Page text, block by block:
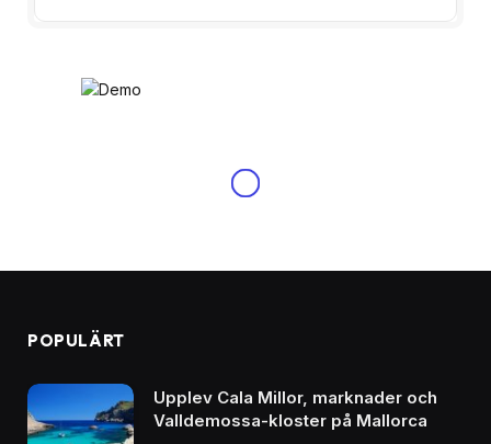
komplett guide
peter 28 november 2023
Inga kommentarer
3 Mins Read